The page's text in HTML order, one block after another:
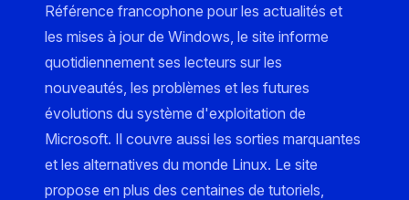
Référence francophone pour les actualités et
les mises à jour de Windows, le site informe
quotidiennement ses lecteurs sur les
nouveautés, les problèmes et les futures
évolutions du système d'exploitation de
Microsoft. Il couvre aussi les sorties marquantes
et les alternatives du monde Linux. Le site
propose en plus des centaines de tutoriels,